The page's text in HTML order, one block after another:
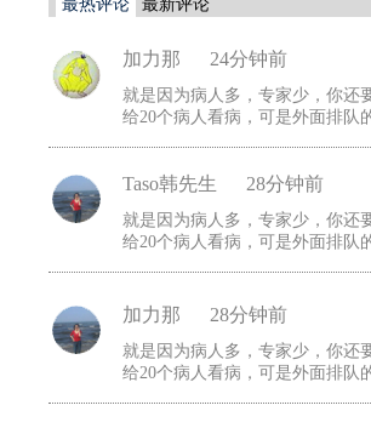
最热评论 最新评论
加力那 24分钟前
就是因为病人多，专家少，你还
给20个病人看病，可是外面排队
Taso韩先生 28分钟前
就是因为病人多，专家少，你还
给20个病人看病，可是外面排队
加力那 28分钟前
就是因为病人多，专家少，你还
给20个病人看病，可是外面排队